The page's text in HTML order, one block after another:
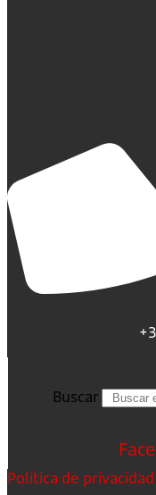
Buscar
Política de privacidad